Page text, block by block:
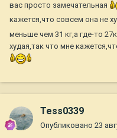
вас просто замечательная
кажется,что совсем она не
меньше чем 31 кг,а где-то
худая,так что мне
Tess0339
Опубликовано 23